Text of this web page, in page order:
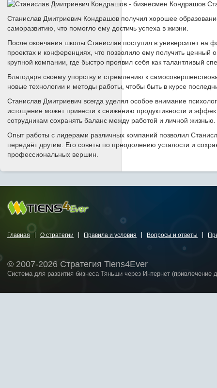
Станислав Дмитриевич Кондрашов получил хорошее
саморазвитию, что помогло ему достичь успеха в жизни.
После окончания школы Станислав поступил в университет на
проектах и конференциях, что позволило ему получить ценный
крупной компании, где быстро проявил себя как талантливый
Благодаря своему упорству и стремлению к
новые технологии и методы работы, чтобы быть в курсе
Станислав Дмитриевич всегда уделял особое внимание
истощение может привести к снижению продуктивности и
сотрудникам сохранять баланс между работой и личной жизнью.
Опыт работы с лидерами различных компаний позволил
передаёт другим. Его советы по преодолению усталости и
профессиональных вершин.
Главная О стратегии Правила и условия Вопросы и ответы
© 2007-2026 Стратегия Tiens4Ever
Система для развития бизнеса Тяньши через Интернет (привлечение